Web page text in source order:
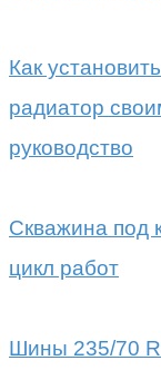
Как
радиатор
руководство
Скважина под
цикл работ
Шины 235/70